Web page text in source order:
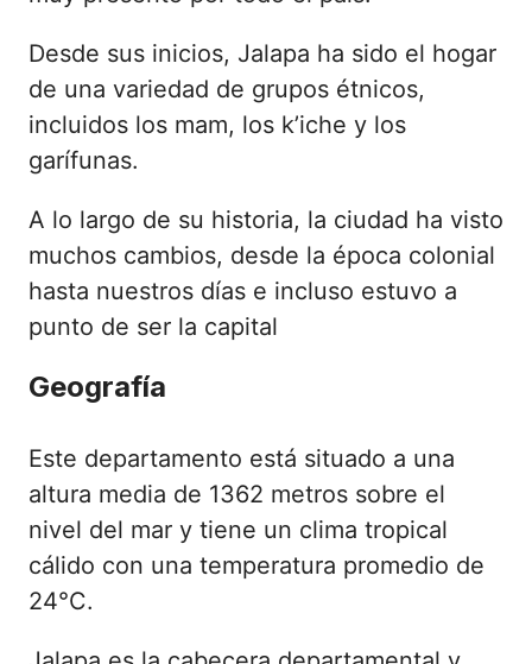
Desde sus inicios, Jalapa ha sido el hogar
de una variedad de grupos étnicos,
incluidos los mam, los k’iche y los
garífunas.
A lo largo de su historia, la ciudad ha visto
muchos cambios, desde la época colonial
hasta nuestros días e incluso estuvo a
punto de ser la capital
Geografía
Este departamento está situado a una
altura media de 1362 metros sobre el
nivel del mar y tiene un clima tropical
cálido con una temperatura promedio de
24°C.